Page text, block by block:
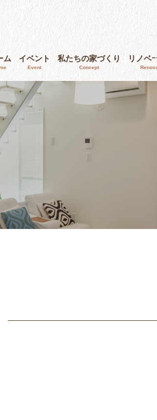
ム イベント
Event
私たちの家づくり
Concept
リノベ